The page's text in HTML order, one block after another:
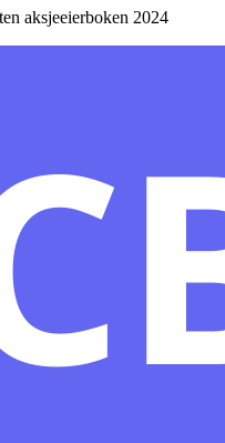
aksjeeierboken 2024